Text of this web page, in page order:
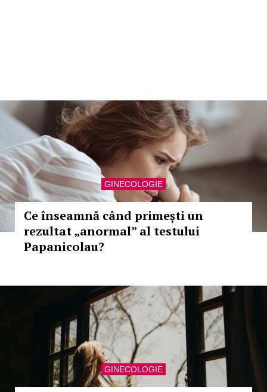
GINECOLOGIE
Ce înseamnă când primești un
rezultat „anormal” al testului
Papanicolau?
GINECOLOGIE